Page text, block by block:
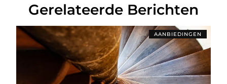
Gerelateerde Berichten
AANBIEDINGEN